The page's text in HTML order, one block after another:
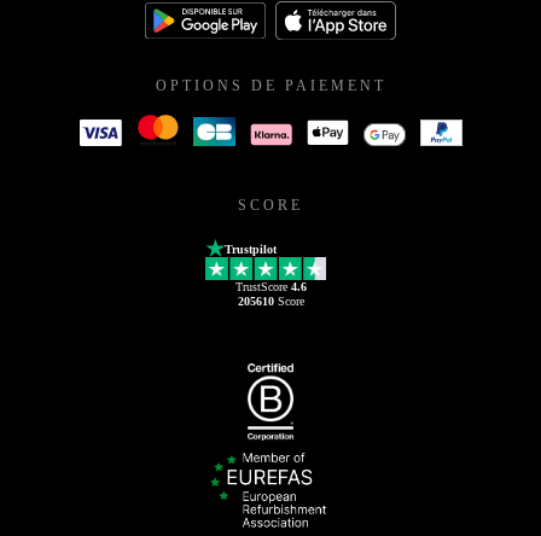
OPTIONS DE PAIEMENT
SCORE
Trustpilot
TrustScore 4.6
205610Score